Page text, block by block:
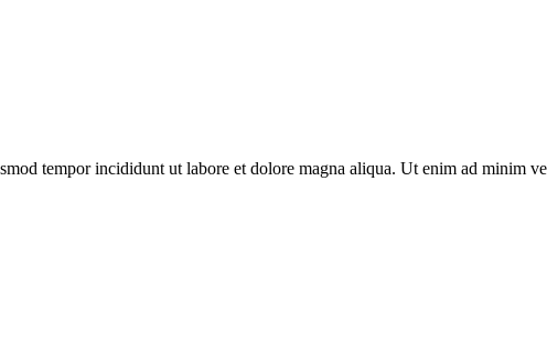
tempor incididunt ut labore et dolore magna aliqua. Ut enim ad minim